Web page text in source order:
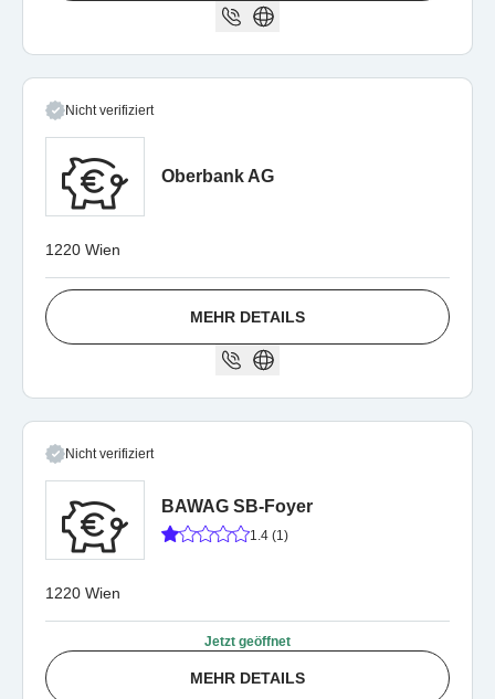
Nicht verifiziert
Oberbank AG
1220 Wien
MEHR DETAILS
Nicht verifiziert
BAWAG SB-Foyer
1.4 (1)
1220 Wien
Jetzt geöffnet
MEHR DETAILS